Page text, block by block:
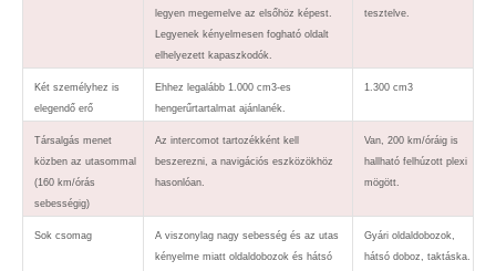
legyen megemelve az elsőhöz képest.
Legyenek kényelmesen fogható oldalt
elhelyezett kapaszkodók.
tesztelve.
Két személyhez is
elegendő erő
Ehhez legalább 1.000 cm3-es
hengerűrtartalmat ajánlanék.
1.300 cm3
Társalgás menet
közben az utasommal
(160 km/órás
sebességig)
Az intercomot tartozékként kell
beszerezni, a navigációs eszközökhöz
hasonlóan.
Van, 200 km/óráig is
hallható felhúzott plexi
mögött.
Sok csomag
A viszonylag nagy sebesség és az utas
kényelme miatt oldaldobozok és hátsó
Gyári oldaldobozok,
hátsó doboz, taktáska.